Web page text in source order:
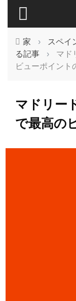
家 › スペイ
る記事
›
マド
ビューポイント
マドリー
で最高の